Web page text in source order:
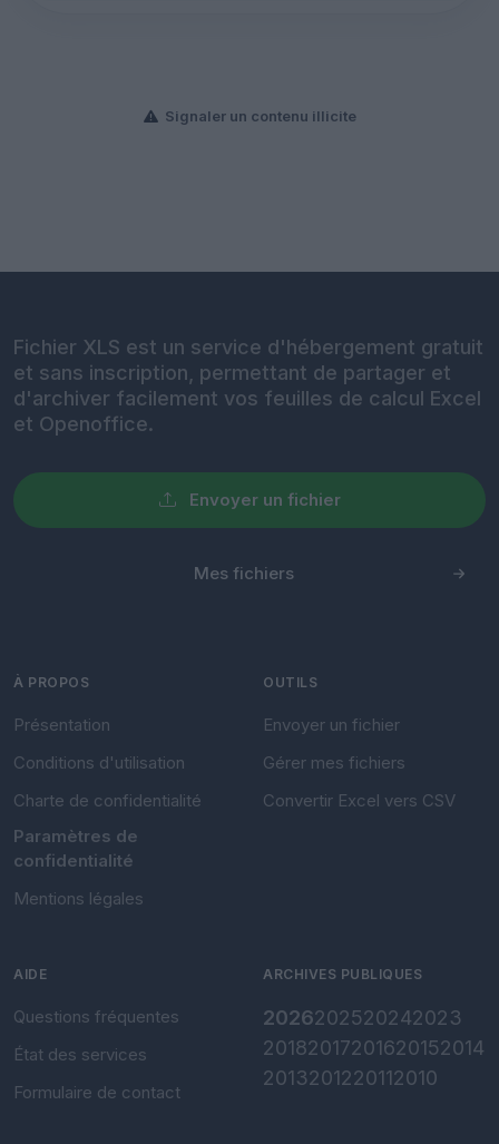
Signaler un contenu illicite
Fichier XLS est un service d'hébergement gratuit
et sans inscription, permettant de partager et
d'archiver facilement vos feuilles de calcul Excel
et Openoffice.
Envoyer un fichier
Mes fichiers
À PROPOS
Présentation
Conditions d'utilisation
Charte de confidentialité
Paramètres de
confidentialité
Mentions légales
OUTILS
Envoyer un fichier
Gérer mes fichiers
Convertir Excel vers CSV
AIDE
Questions fréquentes
État des services
Formulaire de contact
ARCHIVES PUBLIQUES
2026202520242023
20182017201620152014
2013201220112010